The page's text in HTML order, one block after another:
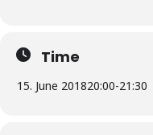
Time
15. June 201820:00-21:30